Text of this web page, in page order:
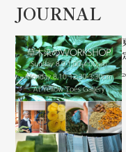
JOURNAL